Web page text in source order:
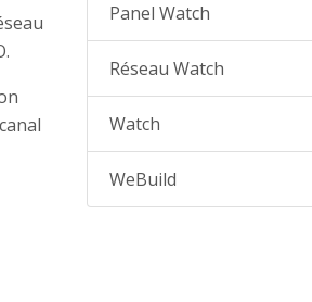
Panel Watch
Réseau Watch
Watch
WeBuild